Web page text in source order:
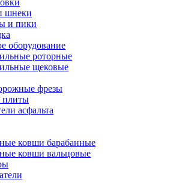
шнеки
и пики
оборудование
роторные
щековые
фрезы
плиты
асфальта
ковши барабанные
ковши вальцовые